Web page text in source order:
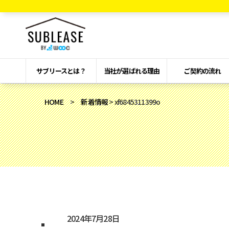
サブリースとは？ 当社が選ばれる理由 ご契約の流れ
HOME>新着情報> xf6845311399o
2024年7月28日